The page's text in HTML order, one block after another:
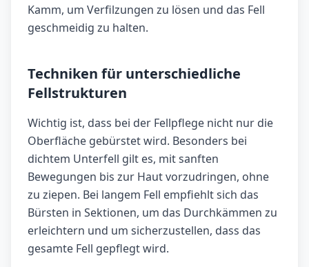
Kamm, um Verfilzungen zu lösen und das Fell
geschmeidig zu halten.
Techniken für unterschiedliche
Fellstrukturen
Wichtig ist, dass bei der Fellpflege nicht nur die
Oberfläche gebürstet wird. Besonders bei
dichtem Unterfell gilt es, mit sanften
Bewegungen bis zur Haut vorzudringen, ohne
zu ziepen. Bei langem Fell empfiehlt sich das
Bürsten in Sektionen, um das Durchkämmen zu
erleichtern und um sicherzustellen, dass das
gesamte Fell gepflegt wird.